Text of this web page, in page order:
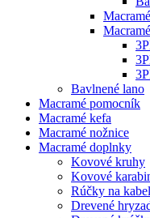
Bavlnené lano
Macramé pomocník
Macramé kefa
Macramé nožnice
Macramé doplnky
Kovové kruhy
Kovové
Rúčky na
Drevené